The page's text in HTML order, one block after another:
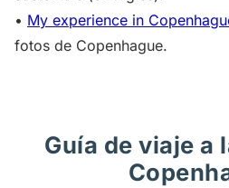
• My experience in
fotos de Copenhague.
Guía de viaje a